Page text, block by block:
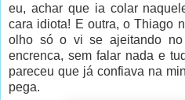
eu, achar que ia colar
cara idiota! E outra, o Thiago
olho só o vi se ajeitando no
encrenca, sem falar nada e
pareceu que já confiava na
pega.